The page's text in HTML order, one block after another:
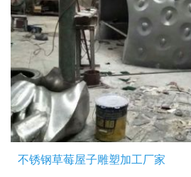
不锈钢草莓屋子雕塑加工厂家